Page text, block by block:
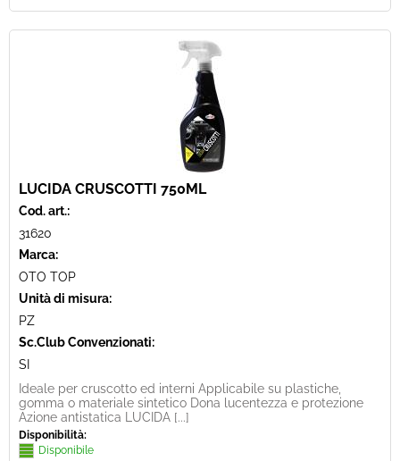
LUCIDA CRUSCOTTI 750ML
Cod. art.:
31620
Marca:
OTO TOP
Unità di misura:
PZ
Sc.Club Convenzionati:
SI
Ideale per cruscotto ed interni Applicabile su plastiche,
gomma o materiale sintetico Dona lucentezza e protezione
Azione antistatica LUCIDA [...]
Disponibilità:
Disponibile